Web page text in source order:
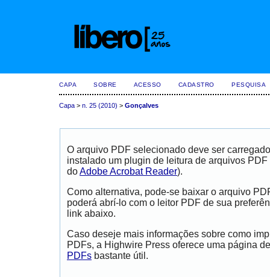
CAPA SOBRE ACESSO CADASTRO PESQUISA
Capa > n. 25 (2010) > Gonçalves
O arquivo PDF selecionado deve ser
instalado um plugin de leitura de arquivos
doAdobe Acrobat Reader).
Como alternativa, pode-se baixar o arquivo
poderá abrí-lo com o leitor PDF de sua
link abaixo.
Caso deseje mais informações sobre como
PDFs, a Highwire Press oferece uma página
PDFs bastante útil.